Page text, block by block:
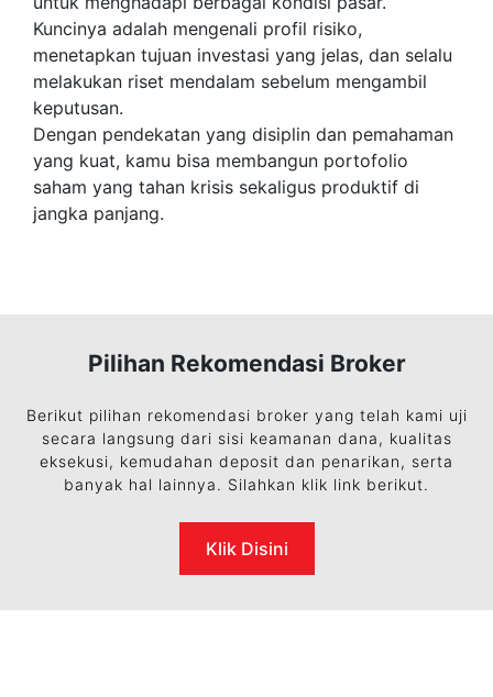
Kuncinya adalah mengenali profil risiko,
menetapkan tujuan investasi yang jelas, dan selalu
melakukan riset mendalam sebelum mengambil
keputusan.
Dengan pendekatan yang disiplin dan pemahaman
yang kuat, kamu bisa membangun portofolio
saham yang tahan krisis sekaligus produktif di
jangka panjang.
Pilihan Rekomendasi Broker
Berikut pilihan rekomendasi broker yang telah kami uji
secara langsung dari sisi keamanan dana, kualitas
eksekusi, kemudahan deposit dan penarikan, serta
banyak hal lainnya. Silahkan klik link berikut.
Klik Disini